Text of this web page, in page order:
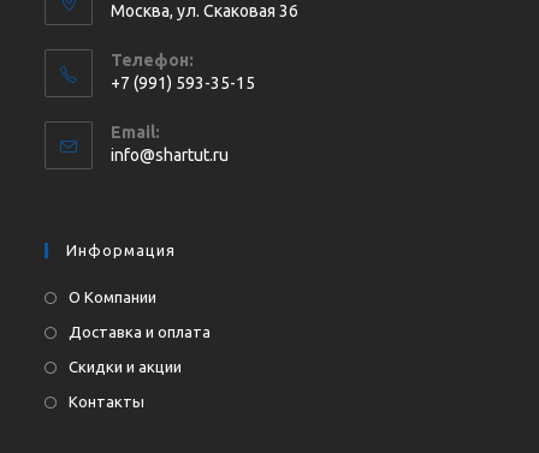
Москва, ул. Cкаковая 36
Телефон:
+7 (991) 593-35-15
в
вашем
Email:
info@shartut.ru
Информация
О Компании
Доставка и оплата
Скидки и акции
Контакты